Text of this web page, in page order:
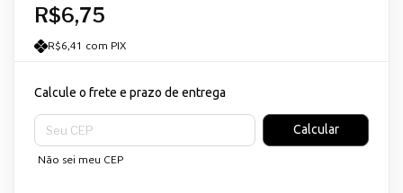
R$6,75
R$6,41 com PIX
Calcule o frete e prazo de entrega
Entregas para o CEP:
Calcular
Não sei meu CEP